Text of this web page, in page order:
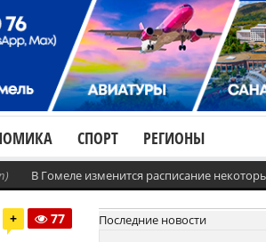
СПОРТ РЕГИОНЫ
В Гомеле изменится расписание
+ 77 Последние новости